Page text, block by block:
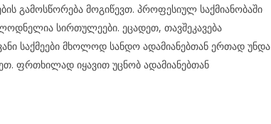
გამოსწორება მოგიწევთ. პროფესიულ საქმიანობაში
სირთულეები. ეცადეთ, თავშეკავება
საქმეები მხოლოდ სანდო ადამიანებთან ერთად უნდა
ფრთხილად იყავით უცნობ ადამიანებთან